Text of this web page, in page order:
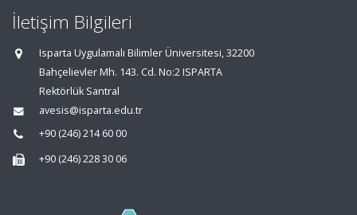
İletişim Bilgileri
Isparta Uygulamalı Bilimler Üniversitesi, 32200
Bahçelievler Mh. 143. Cd. No:2 ISPARTA
Rektörlük Santral
avesis@isparta.edu.tr
+90 (246) 214 60 00
+90 (246) 228 30 06